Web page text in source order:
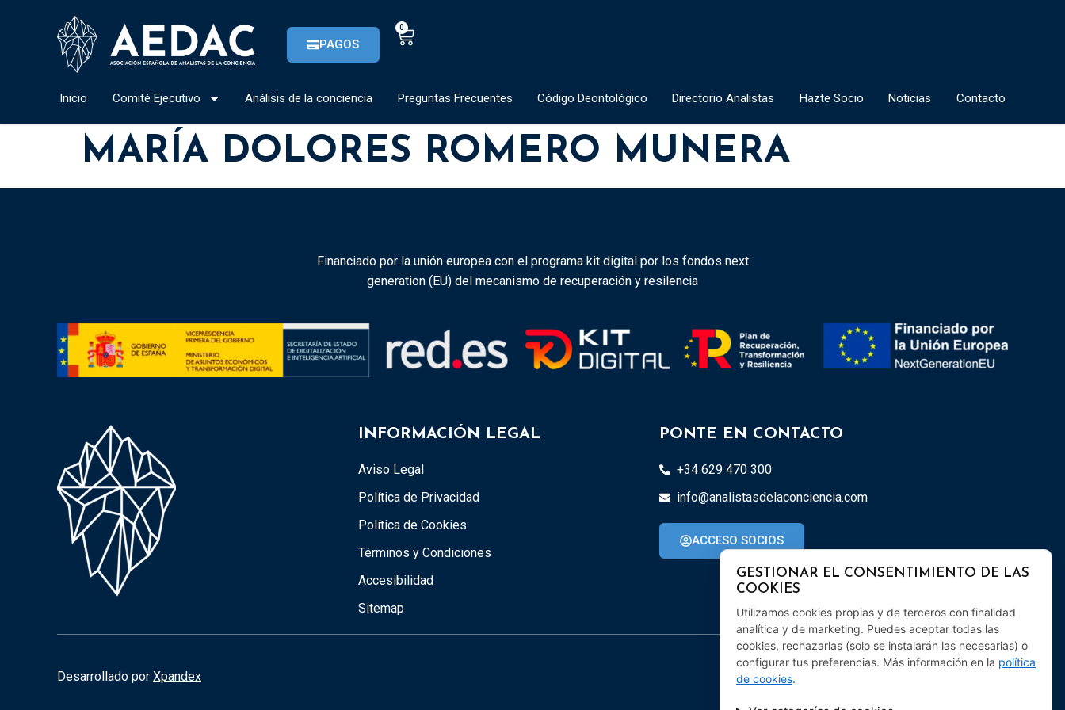
PAGOS
0
Inicio Comité Ejecutivo Análisis de la conciencia Preguntas Frecuentes Código Deontológico Directorio Analistas Hazte Socio Noticias Contacto
MARÍA DOLORES ROMERO MUNERA
Financiado por la unión europea con el programa kit digital por los fondos next
generation (EU) del mecanismo de recuperación y resilencia
INFORMACIÓN LEGAL
Aviso Legal
Política de Privacidad
Política de Cookies
Términos y Condiciones
Accesibilidad
Sitemap
PONTE EN CONTACTO
+34 629 470 300
info@analistasdelaconciencia.com
ACCESO SOCIOS
Desarrollado por Xpandex
GESTIONAR EL CONSENTIMIENTO DE LAS
COOKIES
Utilizamos cookies propias y de terceros con finalidad
analítica y de marketing. Puedes aceptar todas las
cookies, rechazarlas (solo se instalarán las necesarias) o
configurar tus preferencias. Más información en la política
de cookies.